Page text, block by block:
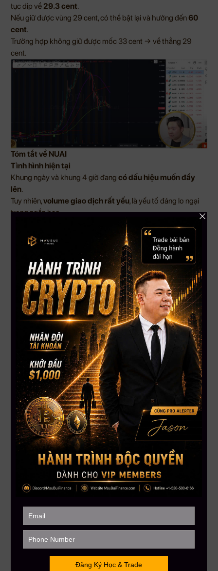
tục dip về 29.3 cent.
Nếu giữ được vùng 29 cent, có thể bật lại và hướng đến60
cent.
Trường hợp không giữ được mốc 33 cent → về thẳng 29
cent.
Tóm tắt về NUAI
Tình hình hiện tại
Khung ngày và khung 4 giờ đang có dấu hiệu muốn đẩy
lên.
Tuy nhiên,volume giao dịch rất yếu, là yếu tố đáng lo ngại
trong ngắn hạn.
, có thể gây áp lực lên đà tăng
Dự đoán ngắn hạn/dài hạn
Ngắn hạn
Expectđẩy lên vùng khoảng 0.67 USD, sau đódip nhẹ về
vùng 0.54–0.545 USD.
Từ vùng này, nếu giữ giá tốt, sẽ tiếp tục đẩy lên khoảng
0.77 USD.
Tóm tắt về CRCL
Tình hình hiện tại
Đi khá chính xác theo kế hoạch.
Đã có 1 nhịp tăng, sau đó dip về vùng 117 USD.
Bounce lên và đang đi đúng cấu trúc kỳ vọng.
Dự đoán
Tiếp tục đẩy lên.
Target ngắn hạn:156 USD.
Nếu vượt 156 USD, có thể lên 166–167 USD.
Chiến lược giao dịch
Giữ trade plan.
Có thể chốt lời một phần tại 156 USD nếu muốn an toàn.
Tóm tắt về ATCH
Tình hình hiện tại
Xuất hiện tín hiệu kỹ thuật xấu: nếnDark Cloud Cover
khung ngày và khung 3 ngày.
Khung tuần cũng không đẹp.
Dự đoán
Có thể hình thành mô hìnhhead and shoulder.
Kịch bản dự kiến: